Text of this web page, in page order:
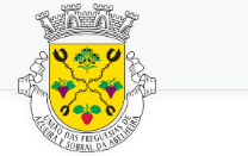
Saltar
conteúdo
INÍCIO JUNTA DE